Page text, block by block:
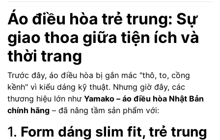
Áo điều hòa trẻ trung: Sự
giao thoa giữa tiện ích và
thời trang
Trước đây, áo điều hòa bị gắn mác "thô, to, cồng
kềnh" vì kiểu dáng kỹ thuật. Nhưng giờ đây, các
thương hiệu lớn như Yamako – áo điều hòa Nhật Bản
chính hãng – đã nâng tầm sản phẩm với:
1. Form dáng slim fit, trẻ trung